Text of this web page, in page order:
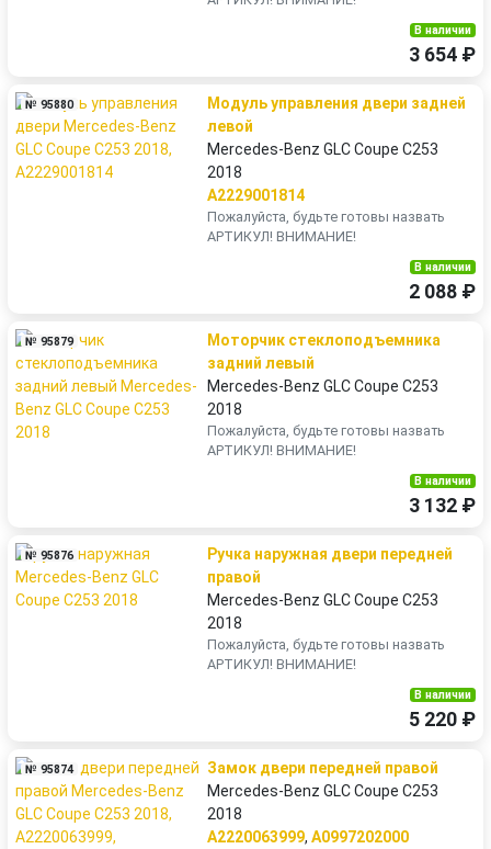
В наличии
3 654 ₽
№ 95880
Модуль управления двери задней
левой
Mercedes-Benz GLC Coupe C253
2018
A2229001814
Пожалуйста, будьте готовы назвать
АРТИКУЛ! ВНИМАНИЕ!
В наличии
2 088 ₽
№ 95879
Моторчик стеклоподъемника
задний левый
Mercedes-Benz GLC Coupe C253
2018
Пожалуйста, будьте готовы назвать
АРТИКУЛ! ВНИМАНИЕ!
В наличии
3 132 ₽
№ 95876
Ручка наружная двери передней
правой
Mercedes-Benz GLC Coupe C253
2018
Пожалуйста, будьте готовы назвать
АРТИКУЛ! ВНИМАНИЕ!
В наличии
5 220 ₽
№ 95874
Замок двери передней правой
Mercedes-Benz GLC Coupe C253
2018
A2220063999, A0997202000